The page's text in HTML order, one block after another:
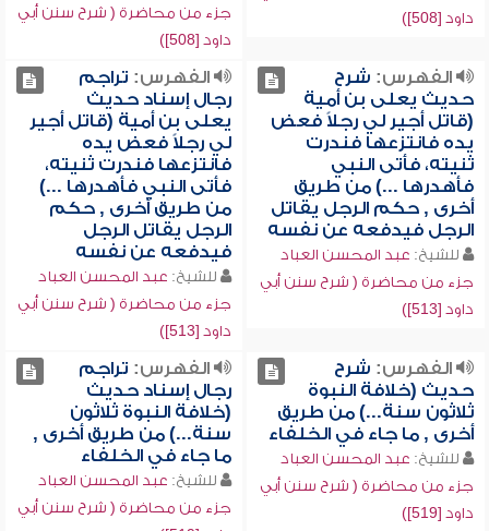
داود [508])
جزء من محاضرة ( شرح سنن أبي
داود [508])
الفهرس: شرح
حديث يعلى بن أمية
(قاتل أجير لي رجلاً فعض
يده فانتزعها فندرت
ثنيته، فأتى النبي
فأهدرها ...) من طريق
أخرى , حكم الرجل يقاتل
الرجل فيدفعه عن نفسه
للشيخ: عبد المحسن العباد
جزء من محاضرة ( شرح سنن أبي
داود [513])
الفهرس: تراجم
رجال إسناد حديث
يعلى بن أمية (قاتل أجير
لي رجلاً فعض يده
فانتزعها فندرت ثنيته،
فأتى النبي فأهدرها ...)
من طريق أخرى , حكم
الرجل يقاتل الرجل
فيدفعه عن نفسه
للشيخ: عبد المحسن العباد
جزء من محاضرة ( شرح سنن أبي
داود [513])
الفهرس: شرح
حديث (خلافة النبوة
ثلاثون سنة...) من طريق
أخرى , ما جاء في الخلفاء
للشيخ: عبد المحسن العباد
جزء من محاضرة ( شرح سنن أبي
داود [519])
الفهرس: تراجم
رجال إسناد حديث
(خلافة النبوة ثلاثون
سنة...) من طريق أخرى ,
ما جاء في الخلفاء
للشيخ: عبد المحسن العباد
جزء من محاضرة ( شرح سنن أبي